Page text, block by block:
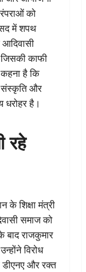
को
में शपथ
काफी
है कि
संस्कृति और
है।
रहे
के शिक्षा मंत्री
समाज को
बाद राजकुमार
विरोध
डीएनए और रक्त